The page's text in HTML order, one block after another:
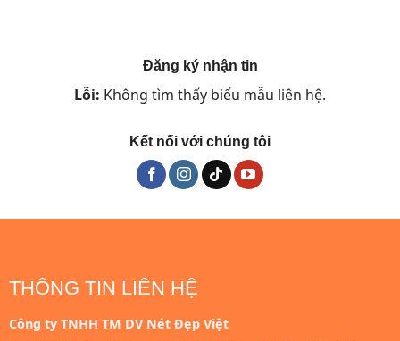
Đăng ký nhận tin
Lỗi: Không tìm thấy biểu mẫu liên hệ.
Kết nối với chúng tôi
THÔNG TIN LIÊN HỆ
Công ty TNHH TM DV Nét Đẹp Việt